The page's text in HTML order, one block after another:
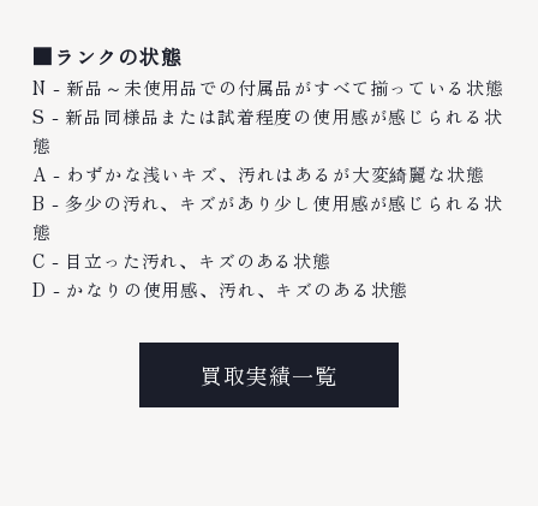
■ランクの状態
N - 新品～未使用品での付属品がすべて揃っている状態
S - 新品同様品または試着程度の使用感が感じられる状
態
A - わずかな浅いキズ、汚れはあるが大変綺麗な状態
B - 多少の汚れ、キズがあり少し使用感が感じられる状
態
C - 目立った汚れ、キズのある状態
D - かなりの使用感、汚れ、キズのある状態
買取実績一覧